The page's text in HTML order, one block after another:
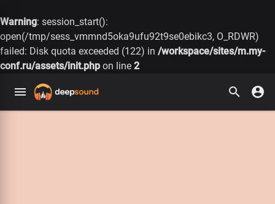
Warning: session_start():
open(/tmp/sess_vmmnd5oka9ufu92t9se0ebikc3, O_RDWR)
failed: Disk quota exceeded (122) in /workspace/sites/m.my-
conf.ru/assets/init.php on line 2